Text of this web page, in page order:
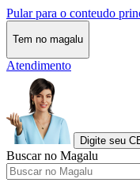
Pular para o conteudo
Tem no magalu
Atendimento
Digite seu
Buscar no Magalu